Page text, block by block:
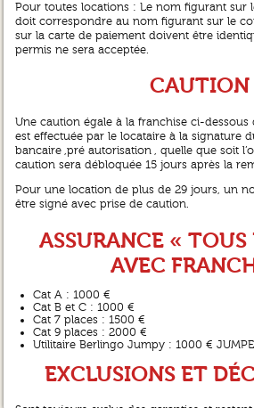
Pour toutes locations : Le nom figurant sur
doit correspondre au nom figurant sur le
sur la carte de paiement doivent être
permis ne sera acceptée.
CAUTION
Une caution égale à la franchise ci-dessous
est effectuée par le locataire à la signature
bancaire ,pré autorisation , quelle que soit
caution sera débloquée 15 jours après la
Pour une location de plus de 29 jours, un
être signé avec prise de caution.
ASSURANCE « TOUS
AVEC
Cat A : 1000 €
Cat B et C : 1000 €
Cat 7 places : 1500 €
Cat 9 places : 2000 €
Utilitaire Berlingo Jumpy : 1000 €
EXCLUSIONS ET